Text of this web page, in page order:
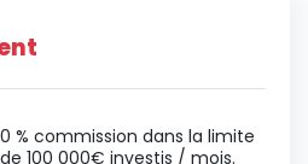
0 % commission dans la limite
de 100 000€ investis / mois.